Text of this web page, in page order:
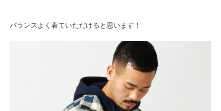
バランスよく着ていただけると思います！